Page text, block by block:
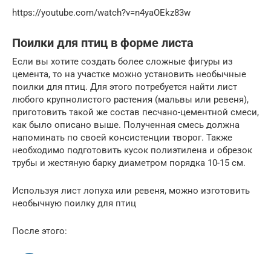
https://youtube.com/watch?v=n4yaOEkz83w
Поилки для птиц в форме листа
Если вы хотите создать более сложные фигуры из
цемента, то на участке можно установить необычные
поилки для птиц. Для этого потребуется найти лист
любого крупнолистого растения (мальвы или ревеня),
приготовить такой же состав песчано-цементной смеси,
как было описано выше. Полученная смесь должна
напоминать по своей консистенции творог. Также
необходимо подготовить кусок полиэтилена и обрезок
трубы и жестяную барку диаметром порядка 10-15 см.
Используя лист лопуха или ревеня, можно изготовить
необычную поилку для птиц
После этого: